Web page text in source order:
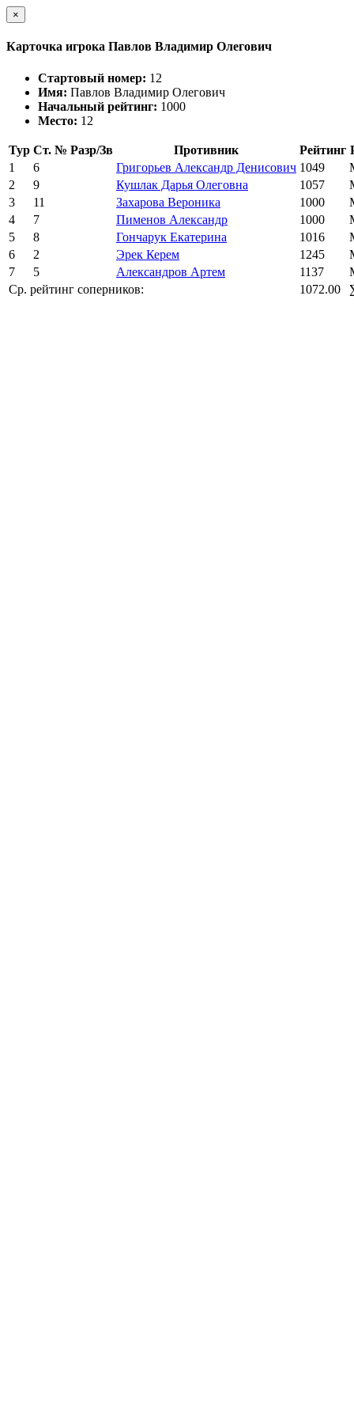
×
Карточка игрока Павлов Владимир Олегович
Стартовый номер: 12
Имя: Павлов Владимир Олегович
Начальный рейтинг: 1000
Место: 12
Тур Ст. № Разр/Зв Противник Рейтинг
1
6 Григорьев Александр Денисович 1049
2
9 Кушлак Дарья Олеговна 1057
3
11 Захарова Вероника 1000
4
7 Пименов Александр 1000
5
8 Гончарук Екатерина 1016
6
2 Эрек Керем 1245
7
5 Александров Артем 1137
Ср. рейтинг соперников:
1072.00